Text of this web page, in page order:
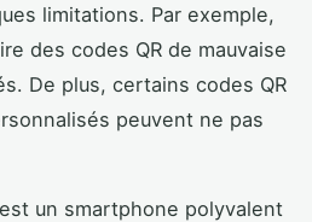
limitations. Par exemple,
des codes QR de mauvaise
De plus, certains codes QR
peuvent ne pas
un smartphone polyvalent